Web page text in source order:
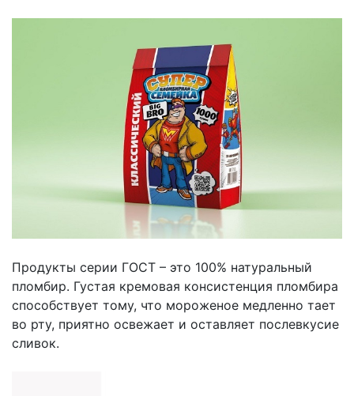
Продукты серии ГОСТ – это 100% натуральный
пломбир. Густая кремовая консистенция пломбира
способствует тому, что мороженое медленно тает
во рту, приятно освежает и оставляет послевкусие
сливок.